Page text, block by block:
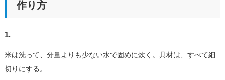
作り方
1.
米は洗って、分量よりも少ない水で固めに炊く。具材は、すべて細
切りにする。